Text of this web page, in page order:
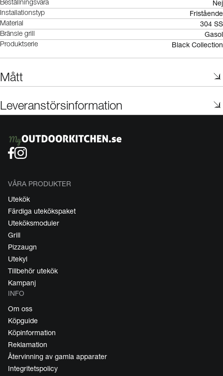
Beställningsvara Nej
Installationstyp Fristående
Material 304 SS
Bränsle grill Gasol
Produktserie Black Collection
Mått
Leveranstörsinformation
VÅRA PRODUKTER
Utekök
Färdiga utekökspaket
Uteköksmoduler
Grill
Pizzaugn
Utekyl
Tillbehör utekök
Kampanj
INFO
Om oss
Köpguide
Köpinformation
Reklamation
Återvinning av gamla apparater
Integritetspolicy